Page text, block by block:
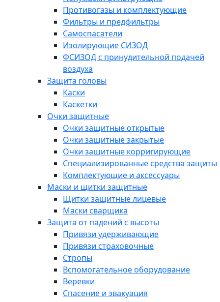
Противогазы и комплектующие
Фильтры и предфильтры
Самоспасатели
Изолирующие СИЗОД
ФСИЗОД с принудительной подачей
воздуха
Защита головы
Каски
Каскетки
Очки защитные
Очки защитные открытые
Очки защитные закрытые
Очки защитные корригирующие
Специализированные средства защиты
Комплектующие и аксессуары
Маски и щитки защитные
Щитки защитные лицевые
Маски сварщика
Защита от падений с высоты
Привязи удерживающие
Привязи страховочные
Стропы
Вспомогательное оборудование
Веревки
Спасение и эвакуация